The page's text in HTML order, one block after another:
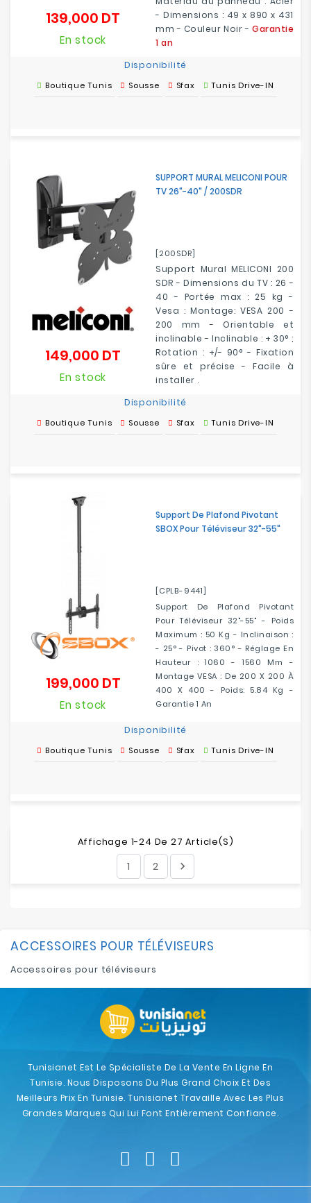
- Dimensions : 49 x 890 x 431
mm - Couleur Noir - Garantie
1 an
139,000 DT
En stock
Disponibilité
Boutique Tunis Sousse Sfax Tunis Drive-IN
SUPPORT MURAL MELICONI POUR
TV 26"-40" / 200SDR
[200SDR]
Support Mural MELICONI 200
SDR - Dimensions du TV : 26 -
40 - Portée max : 25 kg -
Vesa : Montage: VESA 200 -
200 mm - Orientable et
inclinable - Inclinable : + 30° ;
Rotation : +/- 90° - Fixation
sûre et précise - Facile à
installer .
149,000 DT
En stock
Disponibilité
Boutique Tunis Sousse Sfax Tunis Drive-IN
Support De Plafond Pivotant
SBOX Pour Téléviseur 32"-55"
[CPLB-9441]
Support De Plafond Pivotant
Pour Téléviseur 32"-55" - Poids
Maximum : 50 Kg - Inclinaison :
- 25° - Pivot : 360° - Réglage En
Hauteur : 1060 - 1560 Mm -
Montage VESA : De 200 X 200 À
400 X 400 - Poids: 5.84 Kg -
Garantie 1 An
199,000 DTPrix
En stock
Disponibilité
Boutique Tunis Sousse Sfax Tunis Drive-IN
Affichage 1-24 De 27 Article(s)
1 2 
ACCESSOIRES POUR TÉLÉVISEURS
Accessoires pour téléviseurs
Tunisianet Est Le Spécialiste De La Vente En Ligne En
Tunisie. Nous Disposons Du Plus Grand Choix Et Des
Meilleurs Prix En Tunisie. Tunisianet Travaille Avec Les Plus
Grandes Marques Qui Lui Font Entièrement Confiance.